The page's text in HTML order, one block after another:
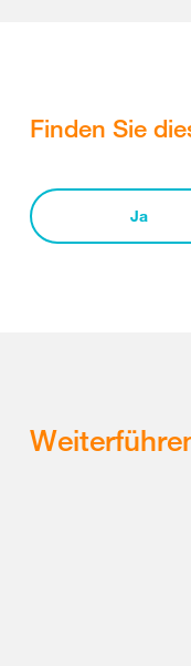
Finden Sie
Ja